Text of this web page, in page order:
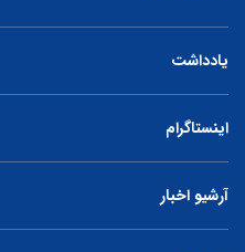
یادداشت
اینستاگرام
آرشیو اخبار